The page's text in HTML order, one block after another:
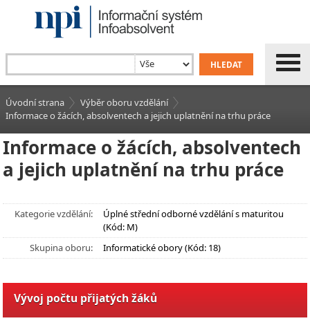
Úvodní strana
Výběr oboru vzdělání
Informace o žácích, absolventech a jejich uplatnění na trhu práce
Informace o žácích, absolventech
a jejich uplatnění na trhu práce
Kategorie vzdělání:
Úplné střední odborné vzdělání s maturitou
(Kód: M)
Skupina oboru:
Informatické obory (Kód: 18)
Vývoj počtu přijatých žáků